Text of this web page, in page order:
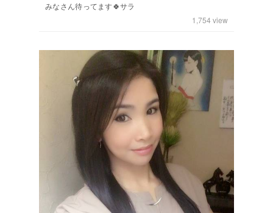
みなさん待ってます🍀サラ
1,754 view